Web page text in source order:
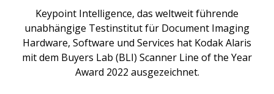
Keypoint Intelligence, das weltweit führende
unabhängige Testinstitut für Document Imaging
Hardware, Software und Services hat Kodak Alaris
mit dem Buyers Lab (BLI) Scanner Line of the Year
Award 2022 ausgezeichnet.